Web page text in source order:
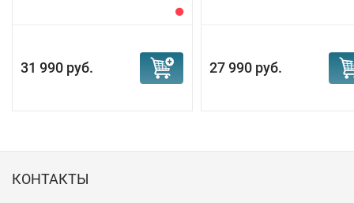
31 990 руб. 27 990 руб.
КОНТАКТЫ